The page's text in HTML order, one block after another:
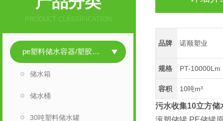
PRODUCT CLASSIFICATION
pe塑料储水容器/塑胶储水容器
储水箱
储水桶
30吨塑料储水罐
品牌 诺顺塑业
规格 PT-10000Lm
容积 10吨m³
污水收集10立方储